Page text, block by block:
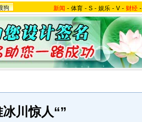
狗 新闻 - 体育 - S - 娱乐 - V - 财经 -
川惊人“”